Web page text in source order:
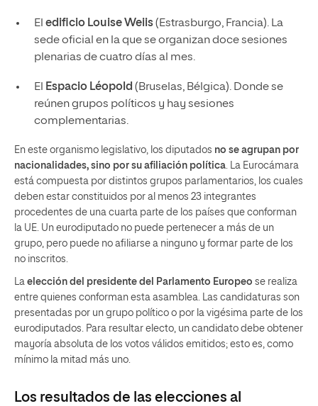
El edificio Louise Weiis(Estrasburgo, Francia). La
sede oficial en la que se organizan doce sesiones
plenarias de cuatro días al mes.
El Espacio Léopold (Bruselas, Bélgica). Donde se
reúnen grupos políticos y hay sesiones
complementarias.
En este organismo legislativo, los diputados no se agrupan por
nacionalidades, sino por su afiliación política . La Eurocámara
está compuesta por distintos grupos parlamentarios, los cuales
deben estar constituidos por al menos 23 integrantes
procedentes de una cuarta parte de los países que conforman
la UE. Un eurodiputado no puede pertenecer a más de un
grupo, pero puede no afiliarse a ninguno y formar parte de los
no inscritos.
La elección del presidente del Parlamento Europeo se realiza
entre quienes conforman esta asamblea. Las candidaturas son
presentadas por un grupo político o por la vigésima parte de los
eurodiputados. Para resultar electo, un candidato debe obtener
mayoría absoluta de los votos válidos emitidos; esto es, como
mínimo la mitad más uno.
Los resultados de las elecciones al